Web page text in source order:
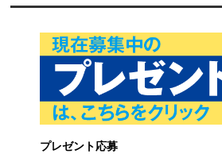
プレゼント応募